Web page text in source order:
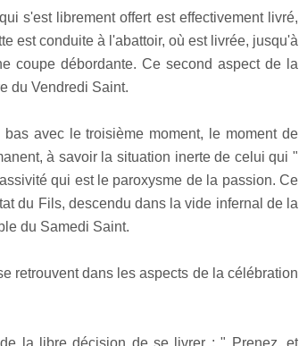
s'est librement offert est effectivement livré,
est conduite à l'abattoir, où est livrée, jusqu'à
coupe débordante. Ce second aspect de la
du Vendredi Saint.
avec le troisième moment, le moment de
à savoir la situation inerte de celui qui "
qui est le paroxysme de la passion. Ce
du Fils, descendu dans la vide infernal de la
du Samedi Saint.
retrouvent dans les aspects de la célébration
la libre décision de se livrer : " Prenez, et